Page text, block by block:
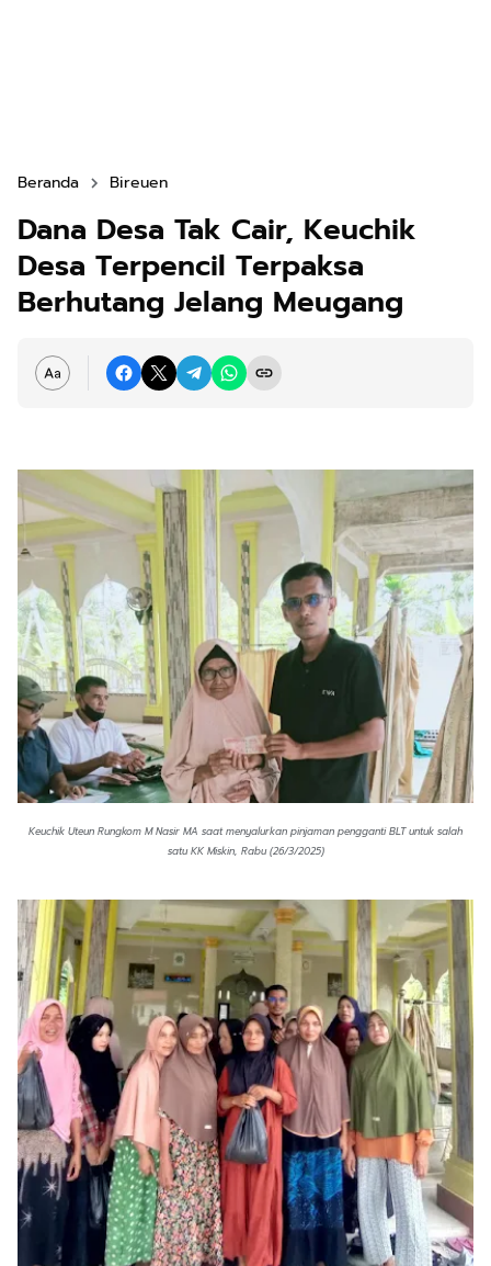
Beranda Bireuen
Dana Desa Tak Cair, Keuchik
Desa Terpencil Terpaksa
Berhutang Jelang Meugang
Keuchik Uteun Rungkom M Nasir MA saat menyalurkan pinjaman pengganti BLT untuk salah
satu KK Miskin, Rabu (26/3/2025)